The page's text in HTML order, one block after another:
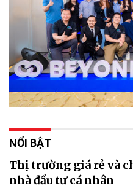
NỔI BẬT
Thị trường giá rẻ và
nhà đầu tư cá nhân